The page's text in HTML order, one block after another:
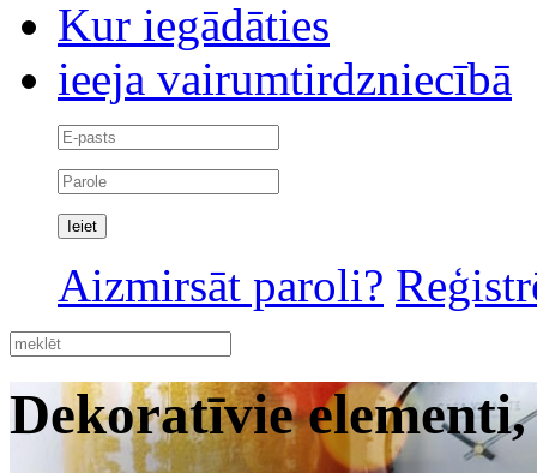
Kur iegādāties
ieeja vairumtirdzniecībā
Aizmirsāt paroli?
Dekoratīvie